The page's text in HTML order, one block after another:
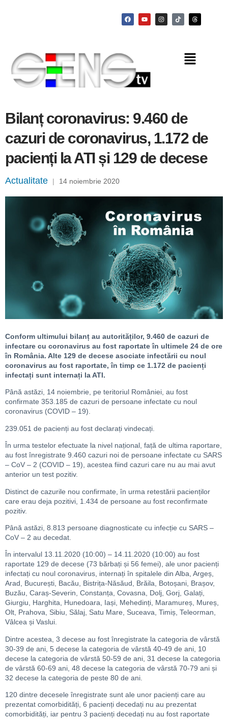
Bilanț coronavirus: 9.460 de
cazuri de coronavirus, 1.172 de
pacienți la ATI și 129 de decese
Actualitate | 14 noiembrie 2020
Conform ultimului bilanț au autorităților, 9.460 de cazuri de
infectare cu coronavirus au fost raportate în ultimele 24 de ore
în România. Alte 129 de decese asociate infectării cu noul
coronavirus au fost raportate, în timp ce 1.172 de pacienți
infectați sunt internați la ATI.
Până astăzi, 14 noiembrie, pe teritoriul României, au fost
confirmate 353.185 de cazuri de persoane infectate cu noul
coronavirus (COVID – 19).
239.051 de pacienți au fost declarați vindecați.
În urma testelor efectuate la nivel național, față de ultima raportare,
au fost înregistrate 9.460 cazuri noi de persoane infectate cu SARS
– CoV – 2 (COVID – 19), acestea fiind cazuri care nu au mai avut
anterior un test pozitiv.
Distinct de cazurile nou confirmate, în urma retestării pacienților
care erau deja pozitivi, 1.434 de persoane au fost reconfirmate
pozitiv.
Până astăzi, 8.813 persoane diagnosticate cu infecție cu SARS –
CoV – 2 au decedat.
În intervalul 13.11.2020 (10:00) – 14.11.2020 (10:00) au fost
raportate 129 de decese (73 bărbați și 56 femei), ale unor pacienți
infectați cu noul coronavirus, internați în spitalele din Alba, Argeș,
Arad, București, Bacău, Bistrița-Năsăud, Brăila, Botoșani, Brașov,
Buzău, Caraș-Severin, Constanța, Covasna, Dolj, Gorj, Galați,
Giurgiu, Harghita, Hunedoara, Iași, Mehedinți, Maramureș, Mureș,
Olt, Prahova, Sibiu, Sălaj, Satu Mare, Suceava, Timiș, Teleorman,
Vâlcea și Vaslui.
Dintre acestea, 3 decese au fost înregistrate la categoria de vârstă
30-39 de ani, 5 decese la categoria de vârstă 40-49 de ani, 10
decese la categoria de vârstă 50-59 de ani, 31 decese la categoria
de vârstă 60-69 ani, 48 decese la categoria de vârstă 70-79 ani și
32 decese la categoria de peste 80 de ani.
120 dintre decesele înregistrate sunt ale unor pacienți care au
prezentat comorbidități, 6 pacienți decedați nu au prezentat
comorbidități, iar pentru 3 pacienți decedați nu au fost raportate